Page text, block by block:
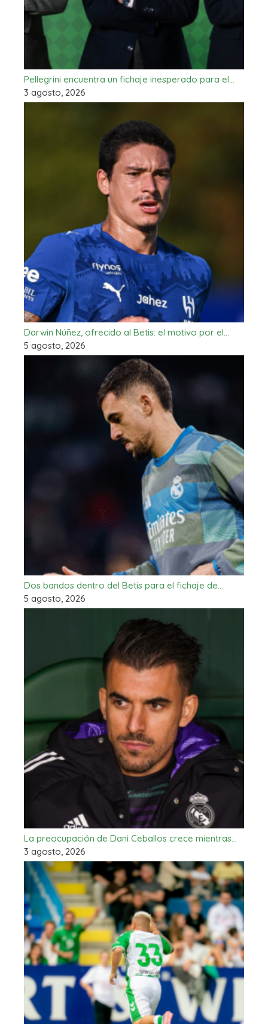
Pellegrini encuentra un fichaje inesperado para el…
3 agosto, 2026
Darwin Núñez, ofrecido al Betis: el motivo por el…
5 agosto, 2026
Dos bandos dentro del Betis para el fichaje de…
5 agosto, 2026
La preocupación de Dani Ceballos crece mientras…
3 agosto, 2026